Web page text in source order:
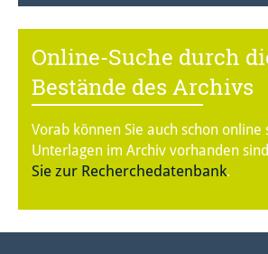
Online-Suche durch
Bestände des Archivs
Vorab können Sie auch schon online
Unterlagen im Archiv vorhanden
Sie zur Recherchedatenbank.